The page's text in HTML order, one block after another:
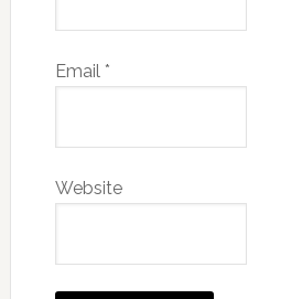
Email *
Website